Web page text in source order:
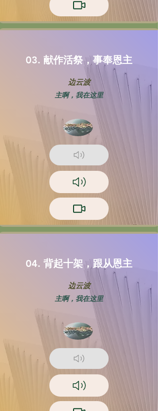
03. 献作活祭，事奉恩主
边云波
主啊，我在这里
04. 背起十架，跟从恩主
边云波
主啊，我在这里